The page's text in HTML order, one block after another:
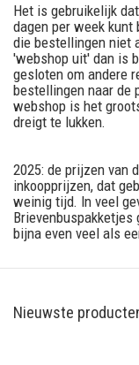
Het is gebruikelijk
dagen per week
die bestellingen niet
'webshop uit' dan is
gesloten om andere
bestellingen naar de
webshop is het
dreigt te lukken.
2025: de prijzen van
inkoopprijzen, dat
weinig tijd. In veel
bijna even veel als
Nieuwste